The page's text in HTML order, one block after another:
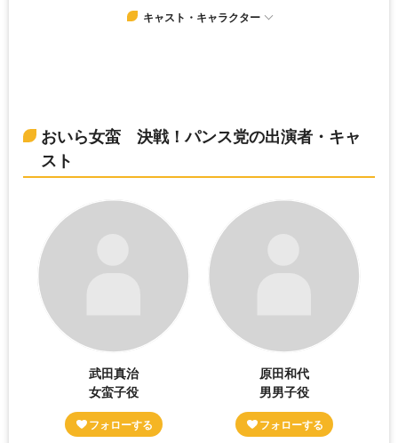
キャスト・キャラクター
おいら女蛮 決戦！パンス党の出演者・キャ
スト
武田真治
女蛮子役
原田和代
男男子役